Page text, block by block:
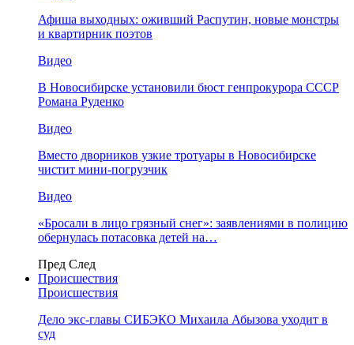
Афиша выходных: оживший Распутин, новые монстры
и квартирник поэтов
Видео
В Новосибирске установили бюст генпрокурора СССР
Романа Руденко
Видео
Вместо дворников узкие тротуары в Новосибирске
чистит мини-погрузчик
Видео
«Бросали в лицо грязный снег»: заявлениями в полицию
обернулась потасовка детей на…
Пред След
Происшествия
Происшествия
Дело экс-главы СИБЭКО Михаила Абызова уходит в
суд